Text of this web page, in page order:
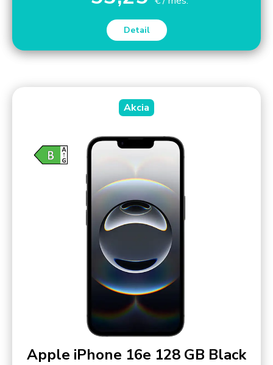
Detail
Akcia
Apple iPhone 16e 128 GB Black